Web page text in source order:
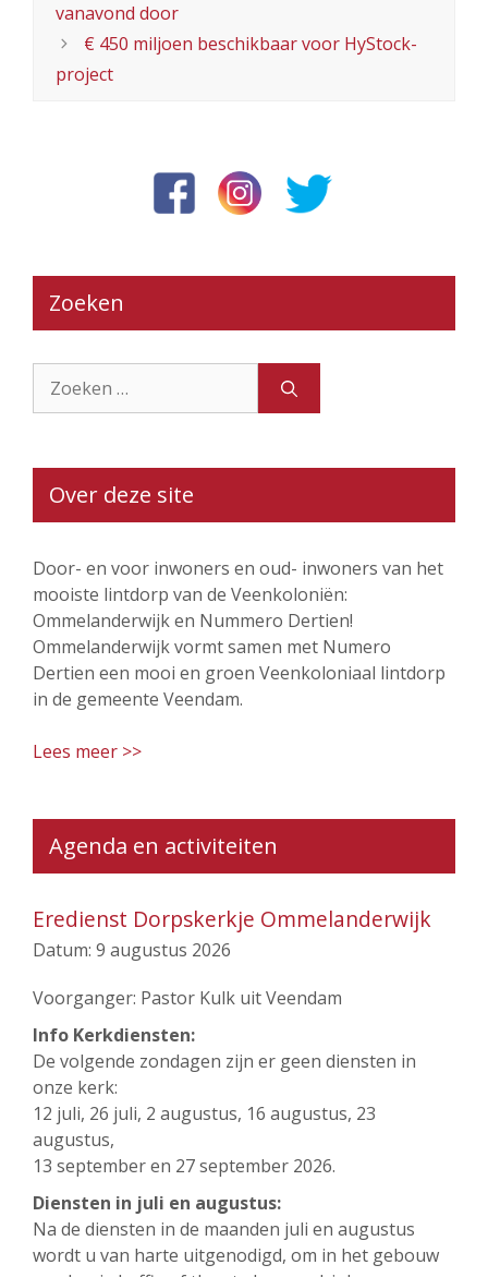
vanavond door
€ 450 miljoen beschikbaar voor HyStock-
project
Zoeken
naar:
Over deze site
Door- en voor inwoners en oud- inwoners van het
mooiste lintdorp van de Veenkoloniën:
Ommelanderwijk en Nummero Dertien!
Ommelanderwijk vormt samen met Numero
Dertien een mooi en groen Veenkoloniaal lintdorp
in de gemeente Veendam.
Lees meer >>
Agenda en activiteiten
Eredienst Dorpskerkje Ommelanderwijk
Datum: 9 augustus 2026
Voorganger: Pastor Kulk uit Veendam
Info Kerkdiensten:
De volgende zondagen zijn er geen diensten in
onze kerk:
12 juli, 26 juli, 2 augustus, 16 augustus, 23
augustus,
13 september en 27 september 2026.
Diensten in juli en augustus:
Na de diensten in de maanden juli en augustus
wordt u van harte uitgenodigd, om in het gebouw